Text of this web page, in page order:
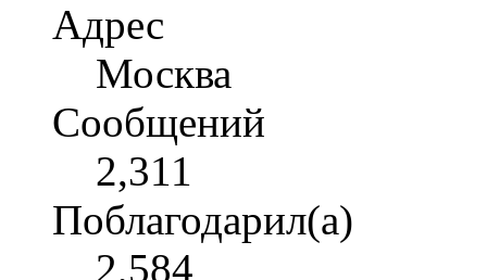
Адрес
Москва
Сообщений
2,311
Поблагодарил(а)
2,584